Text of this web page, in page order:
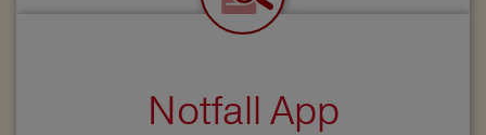
Notfall App